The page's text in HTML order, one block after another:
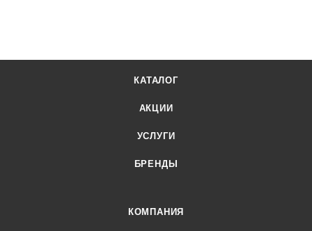
КАТАЛОГ
АКЦИИ
УСЛУГИ
БРЕНДЫ
КОМПАНИЯ